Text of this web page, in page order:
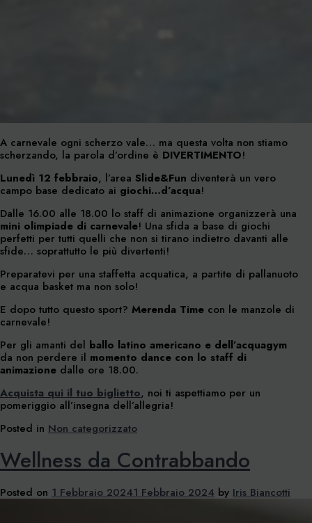
A carnevale ogni scherzo vale… ma questa volta non stiamo
scherzando, la parola d’ordine è DIVERTIMENTO!
Lunedì 12 febbraio, l’area Slide&Fun diventerà un vero
campo base dedicato ai giochi…d’acqua!
Dalle 16.00 alle 18.00 lo staff di animazione organizzerà una
mini olimpiade di carnevale! Una sfida a base di giochi
perfetti per tutti quelli che non si tirano indietro davanti alle
sfide… soprattutto le più divertenti!
Preparatevi per una staffetta acquatica, a partite di pallanuoto
e acqua basket ma non solo!
E dopo tutto questo sport? Merenda Time con le manzole di
carnevale!
Per gli amanti del ballo latino americano e dell’acquagym
da non perdere il momento dance con lo staff di
animazione dalle ore 18.00.
Acquista qui il tuo biglietto, noi ti aspettiamo per un
pomeriggio all’insegna dell’allegria!
Posted in Non categorizzato
Wellness da Contrabbando
Posted on 1 Febbraio 20241 Febbraio 2024 by Iris Biancotti